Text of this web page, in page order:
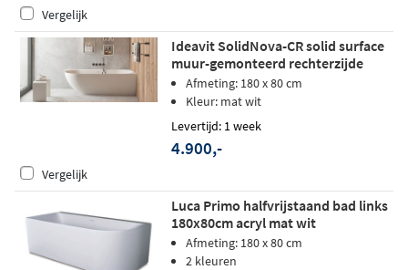
Vergelijk
Ideavit SolidNova-CR solid surface
muur-gemonteerd rechterzijde
ligbad 180x80cm
Afmeting: 180 x 80 cm
Kleur: mat wit
Levertijd: 1 week
4.900,-
Vergelijk
Luca Primo halfvrijstaand bad links
180x80cm acryl mat wit
Afmeting: 180 x 80 cm
2 kleuren